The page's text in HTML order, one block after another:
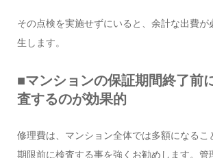
その点検を実施せずにいると、余計な出費が
生します。
■マンションの保証期間終了前
査するのが効果的
修理費は、マンション全体では多額になるこ
期限前に検査する事を強くお勧めします。管